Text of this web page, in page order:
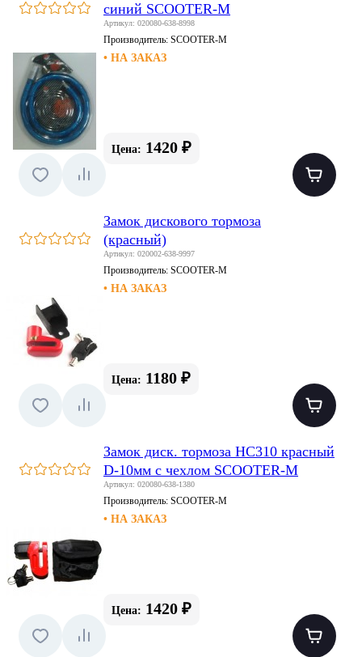
синий SCOOTER-M
Артикул: 020080-638-8998
Производитель: SCOOTER-M
• НА ЗАКАЗ
Цена: 1420 ₽
Замок дискового тормоза
(красный)
Артикул: 020002-638-9997
Производитель: SCOOTER-M
• НА ЗАКАЗ
Цена: 1180 ₽
Замок диск. тормоза HC310 красный
D-10мм с чехлом SCOOTER-M
Артикул: 020080-638-1380
Производитель: SCOOTER-M
• НА ЗАКАЗ
Цена: 1420 ₽